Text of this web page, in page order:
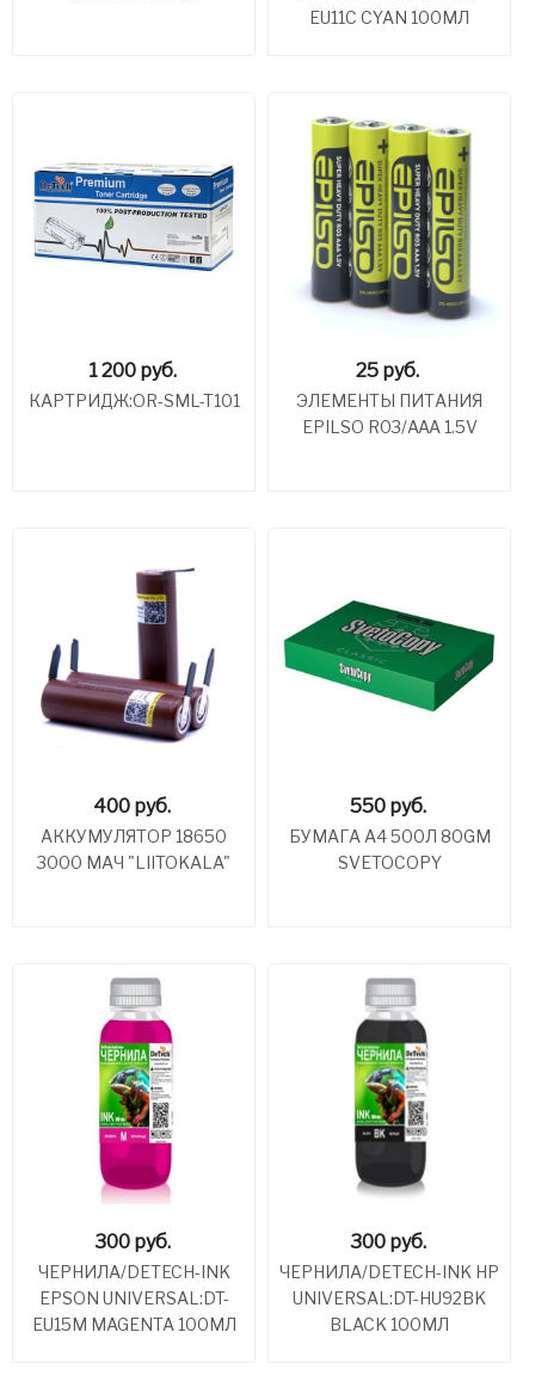
EU11C CYAN 100МЛ
1 200 руб.
КАРТРИДЖ:OR-SML-T101
25 руб.
ЭЛЕМЕНТЫ ПИТАНИЯ
EPILSO R03/AAA 1.5V
400 руб.
АККУМУЛЯТОР 18650
3000 МАЧ "LIITOKALA"
550 руб.
БУМАГА А4 500Л 80GM
SVETOCOPY
300 руб.
ЧЕРНИЛА/DETECH-INK
EPSON UNIVERSAL:DT-
EU15M MAGENTA 100МЛ
300 руб.
ЧЕРНИЛА/DETECH-INK HP
UNIVERSAL:DT-HU92BK
BLACK 100МЛ